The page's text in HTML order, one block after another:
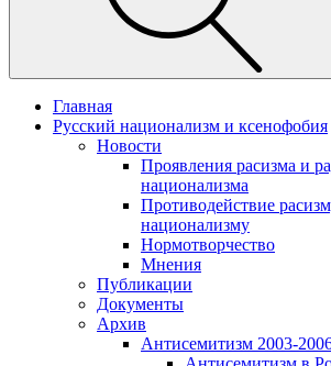
Главная
Русский национализм и ксенофобия
Новости
Проявления расизма и
национализма
Противодействие
национализму
Нормотворчество
Мнения
Публикации
Документы
Архив
Антисемитизм 2003-